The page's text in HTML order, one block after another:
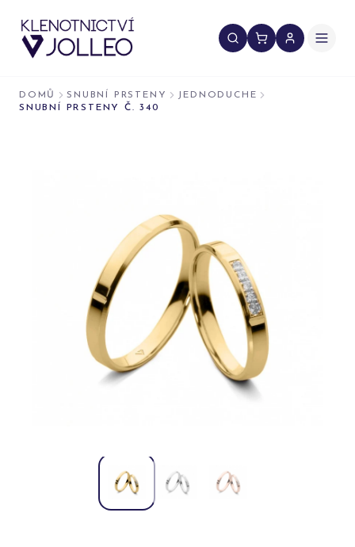
DOMŮ SNUBNÍ PRSTENY
JEDNODUCHE
SNUBNÍ PRSTENY Č. 340